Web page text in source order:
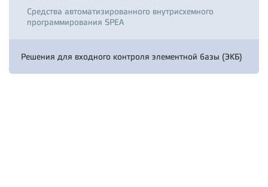
Средства автоматизированного внутрисхемного
программирования SPEA
Решения для входного контроля элементной базы (ЭКБ)